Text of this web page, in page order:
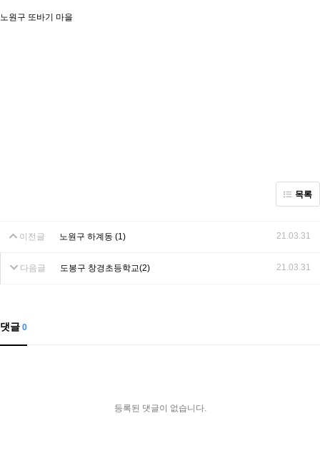
노원구 또바기 마을
목록
이전글 노원구 하계동 (1) 21.03.31
다음글 도봉구 창경초등학교(2) 21.03.31
댓글 0
등록된 댓글이 없습니다.